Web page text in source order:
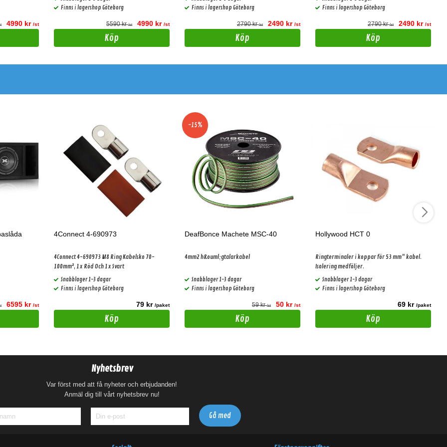
4990 kr /st
Finns i lagershop Göteborg
5590 kr/st 4990 kr /st
Köp
Finns i lagershop Göteborg
2790 kr/st 2490 kr /st
Köp
Finns i lagershop Göteborg
2790 kr/st 2490 kr /st
Köp
6595 kr /st
4Connect 4-690973
4Connect 4-690973 M8 Ring Kabelsko 70-
100mm², 1x Röd Och 1x Svart
Snabblager 1-3 dagar
Finns i lagershop Göteborg
79 kr /paket
Köp
-15%
DeafBonce Machete MSC-40
4mm2 h&ouml;gtalarkabel
Snabblager 1-3 dagar
Finns i lagershop Göteborg
59 kr/st 50 kr /st
Köp
Hollywood HCT 0
Ringterminaler i koppar för 53 mm" kabel.
Isolering medföljer.
Snabblager 1-3 dagar
Finns i lagershop Göteborg
69 kr /paket
Köp
Nyhetsbrev
Var först med att få nyheter och erbjudanden!
Anmäl dig till vårt nyhetsbrev nu!